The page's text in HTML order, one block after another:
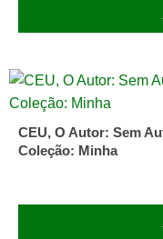
CEU, O Autor: Sem
Coleção: Minha